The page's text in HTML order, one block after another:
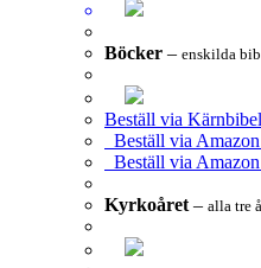
Böcker – enskilda
Beställ via
Beställ via
Beställ via
Kyrkoåret – alla tre